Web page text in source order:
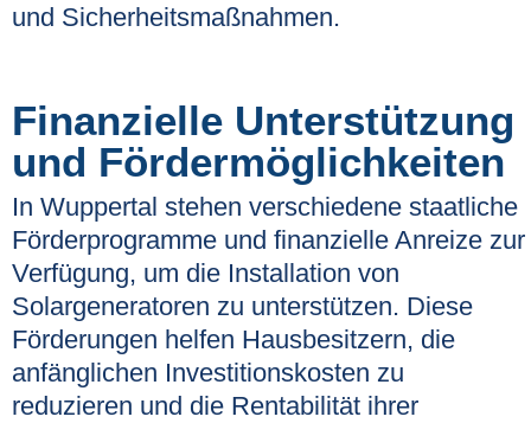
und Sicherheitsmaßnahmen.
Finanzielle Unterstützung
und Fördermöglichkeiten
In Wuppertal stehen verschiedene staatliche
Förderprogramme und finanzielle Anreize zur
Verfügung, um die Installation von
Solargeneratoren zu unterstützen. Diese
Förderungen helfen Hausbesitzern, die
anfänglichen Investitionskosten zu
reduzieren und die Rentabilität ihrer